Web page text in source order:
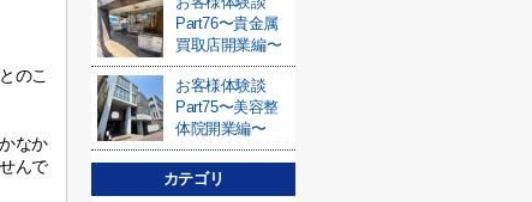
のこ
なか
んで
Part76〜貴金属
買取店開業編〜
お客様体験談
Part75〜美容整
体院開業編〜
カテゴリ